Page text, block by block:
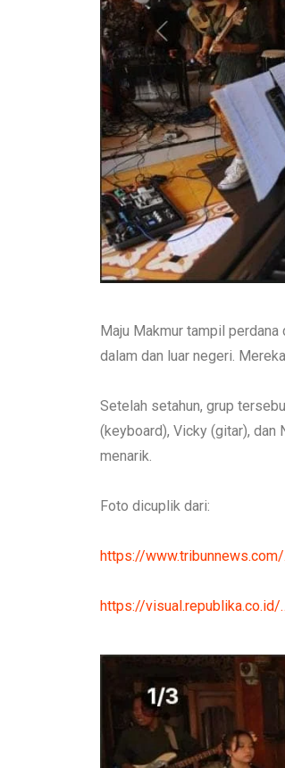
Maju Makmur tampil
dalam dan luar negeri.
Setelah setahun, grup
(keyboard), Vicky (gitar),
menarik.
Foto dicuplik dari:
https://
https://